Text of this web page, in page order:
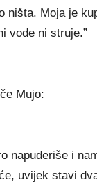
ništa. Moja je
vode ni struje.”
Mujo:
napuderiše i
uvijek stavi